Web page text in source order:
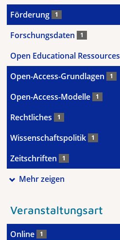
Förderung 1
Forschungsdaten 1
Open Educational Ressources
Open-Access-Grundlagen 1
Open-Access-Modelle 1
Rechtliches 1
Wissenschaftspolitik 1
Zeitschriften 1
Mehr zeigen
Veranstaltungsart
Online 1